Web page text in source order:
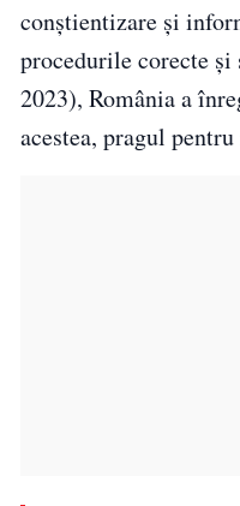
conștientizare și
procedurile corecte
2023), România a
acestea, pragul